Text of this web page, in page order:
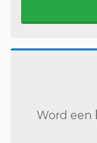
Word een